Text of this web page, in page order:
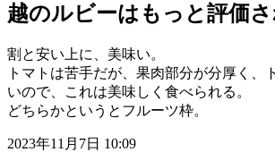
越のルビーはもっと評価
割と安い上に、美味い。
トマトは苦手だが、果肉部分が分厚く、
いので、これは美味しく食べられる。
どちらかというとフルーツ枠。
2023年11月7日 10:09